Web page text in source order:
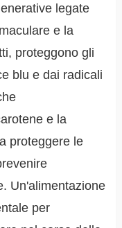
legate
e la
proteggono gli
blu e dai radicali
e la
proteggere le
Un'alimentazione
per